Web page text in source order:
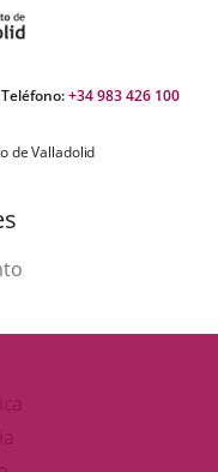
+34 983 426 100
de Valladolid